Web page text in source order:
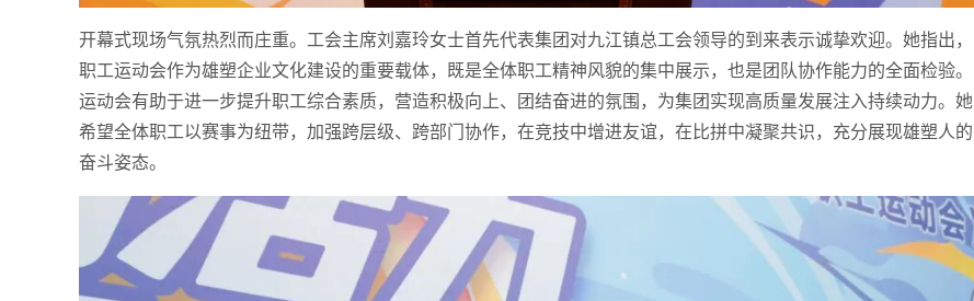
开幕式现场气氛热烈而庄重。工会主席刘嘉玲女士首先代表集团对九江镇总工会领导的到来表示诚挚欢迎。她指出，
职工运动会作为雄塑企业文化建设的重要载体，既是全体职工精神风貌的集中展示，也是团队协作能力的全面检验。
运动会有助于进一步提升职工综合素质，营造积极向上、团结奋进的氛围，为集团实现高质量发展注入持续动力。她
希望全体职工以赛事为纽带，加强跨层级、跨部门协作，在竞技中增进友谊，在比拼中凝聚共识，充分展现雄塑人的
奋斗姿态。